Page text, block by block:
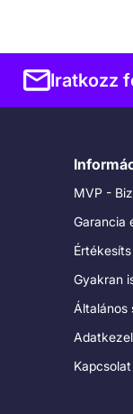
Iratkozz
MVP -
Garancia
Gyakran
Általános
Kapcsolat